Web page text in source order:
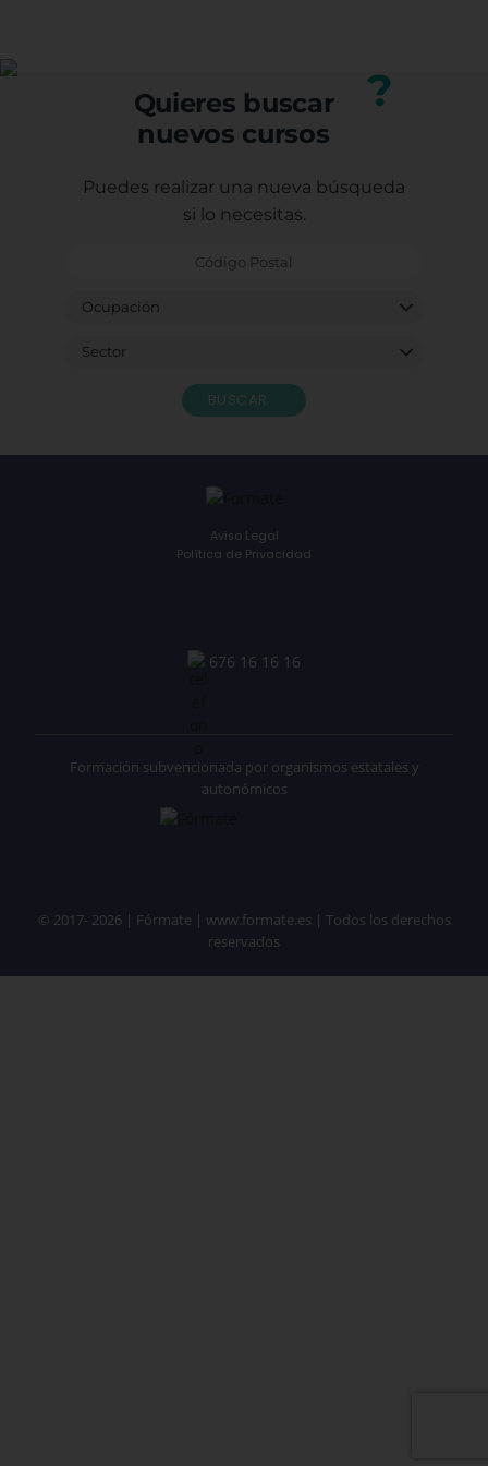
Quieres buscar
nuevos cursos
?
Puedes realizar una nueva búsqueda
si lo necesitas.
BUSCAR
Aviso Legal
Política de Privacidad
676 16 16 16
© 2017- 2026 | Fórmate | www.formate.es | Todos los derechos
reservados
Formación subvencionada por organismos estatales y
autonómicos